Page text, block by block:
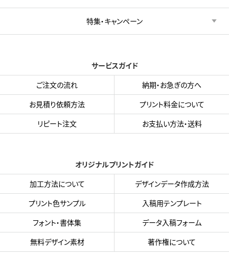
特集・キャンペーン
サービスガイド
ご注文の流れ
納期・お急ぎの方へ
お見積り依頼方法
プリント料金について
リピート注文
お支払い方法・送料
オリジナルプリントガイド
加工方法について
デザインデータ作成方法
プリント色サンプル
入稿用テンプレート
フォント・書体集
データ入稿フォーム
無料デザイン素材
著作権について